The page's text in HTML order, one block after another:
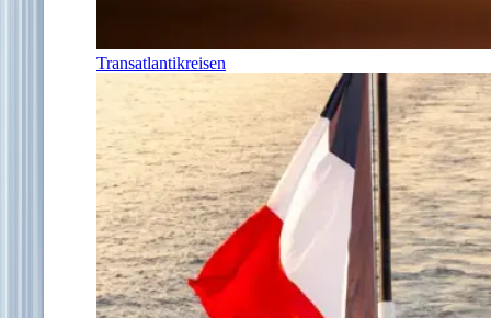
Transatlantikreisen